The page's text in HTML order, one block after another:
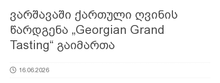
ვარშავაში ქართული ღვინის
წარდგენა „Georgian Grand
Tasting“ გაიმართა
16.06.2026